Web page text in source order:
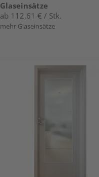
Glaseinsätze
ab 112,61 € / Stk.
mehr Glaseinsätze